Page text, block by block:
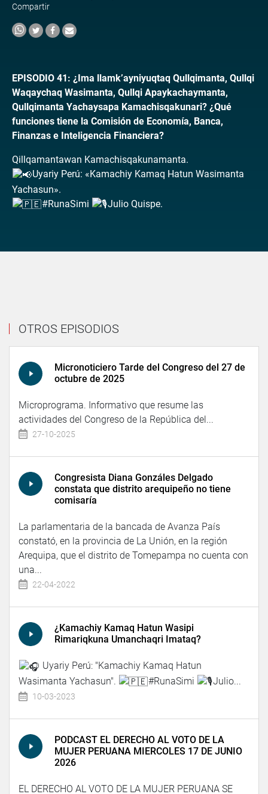
Compartir
EPISODIO 41: ¿Ima llamk’ayniyuqtaq Qullqimanta, Qullqi
Waqaychaq Wasimanta, Qullqi Apaykachaymanta,
Qullqimanta Yachaysapa Kamachisqakunari? ¿Qué
funciones tiene la Comisión de Economía, Banca,
Finanzas e Inteligencia Financiera?
Qillqamantawan Kamachisqakunamanta.
Uyariy Perú: «Kamachiy Kamaq Hatun Wasimanta
Yachasun».
#RunaSimi
Julio Quispe.
OTROS EPISODIOS
Micronoticiero Tarde del Congreso del 27 de
octubre de 2025
Microprograma. Informativo que resume las
actividades del Congreso de la República del...
27-10-2025
Congresista Diana Gonzáles Delgado
constata que distrito arequipeño no tiene
comisaría
La parlamentaria de la bancada de Avanza País
constató, en la provincia de La Unión, en la región
Arequipa, que el distrito de Tomepampa no cuenta con
una...
22-04-2022
¿Kamachiy Kamaq Hatun Wasipi
Rimariqkuna Umanchaqri Imataq?
Uyariy Perú: "Kamachiy Kamaq Hatun
Wasimanta Yachasun".
#RunaSimi Julio...
10-03-2023
PODCAST EL DERECHO AL VOTO DE LA
MUJER PERUANA MIERCOLES 17 DE JUNIO
2026
EL DERECHO AL VOTO DE LA MUJER PERUANA SE